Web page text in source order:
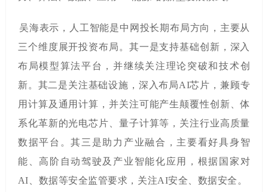
吴海表示，人工智能是中网投长期布局方向，主要从
三个维度展开投资布局。其一是支持基础创新，深入
布局模型算法平台，并继续关注理论突破和技术创
新。其二是关注基础设施，深入布局AI芯片，兼顾专
用计算及通用计算，并关注可能产生颠覆性创新、体
系化革新的光电芯片、量子计算等，关注行业高质量
数据平台。其三是助力产业融合，主要看好具身智
能、高阶自动驾驶及产业智能化应用，根据国家对
AI 、数据等安全监管要求，关注AI安全、数据安全。